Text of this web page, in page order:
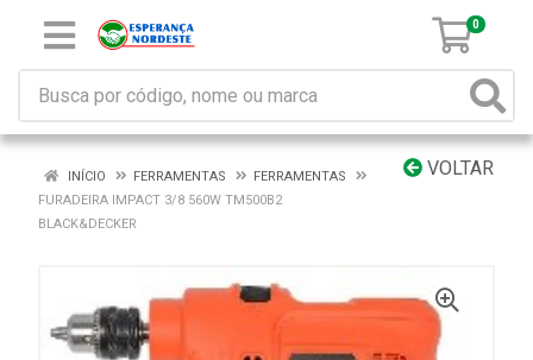
0
VOLTAR
INÍCIO FERRAMENTAS
FERRAMENTAS
FURADEIRA IMPACT 3/8 560W TM500B2
BLACK&DECKER